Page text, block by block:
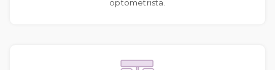
optometrista.